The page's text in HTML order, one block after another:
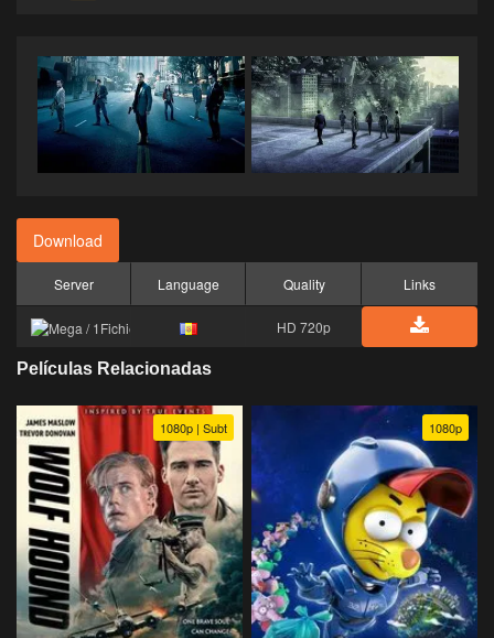
Download
Server Language Quality Links
HD 720p
Películas Relacionadas
1080p | Subt 1080p